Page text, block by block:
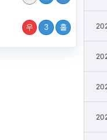
우 3 홀